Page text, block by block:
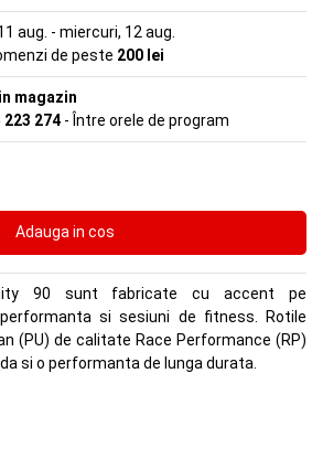
aug. - miercuri, 12 aug.
de peste 200 lei
magazin
223 274 - Între orele de program
90 sunt fabricate cu accent pe
si sesiuni de fitness. Rotile
(PU) de calitate Race Performance (RP)
si o performanta de lunga durata.